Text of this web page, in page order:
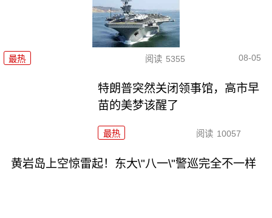
最热 阅读 5355 08-05
特朗普突然关闭领事馆，高市早
苗的美梦该醒了
最热 阅读 10057
黄岩岛上空惊雷起！东大\"八一\"警巡完全不一样